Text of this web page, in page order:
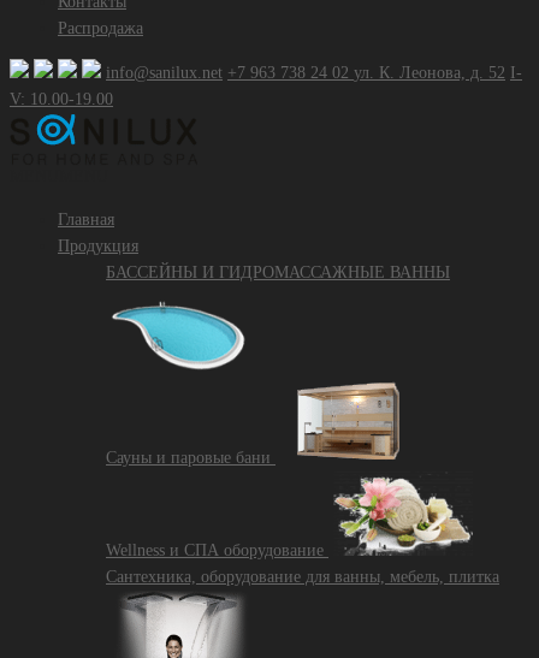
Распродажа
info@sanilux.net +7 963 738 24 02 ул. К. Леонова, д. 52 I-
V: 10.00-19.00
Главная
Продукция
БАССЕЙНЫ И ГИДРОМАССАЖНЫЕ ВАННЫ
Сауны и паровые бани
Wellness и СПА оборудование
Сантехника, оборудование для ванны, мебель, плитка